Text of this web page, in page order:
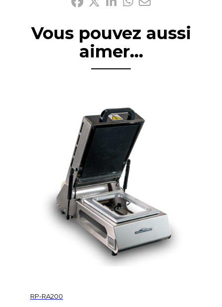
Vous pouvez aussi
aimer...
RP-RA200